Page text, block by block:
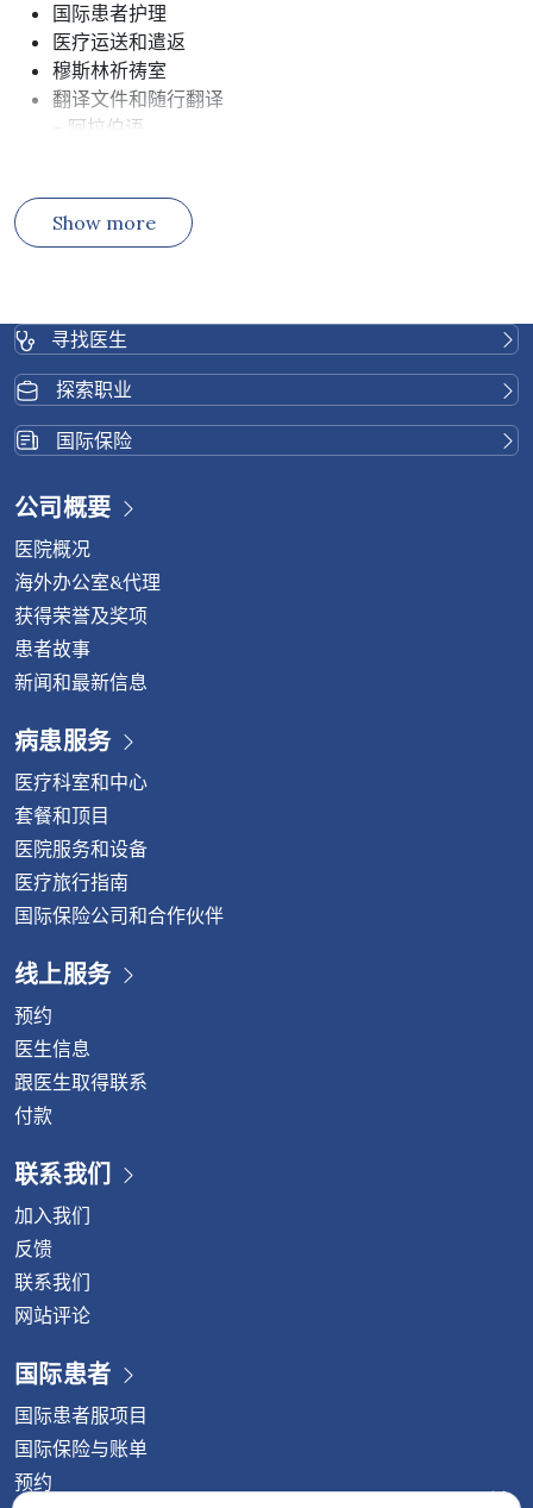
国际患者护理
医疗运送和遣返
穆斯林祈祷室
翻译文件和随行翻译
– 阿拉伯语
– 英语
– 法语
– 日语
– 缅甸语
– 韩语
– 老挝语
– 挪威语
– 西班牙语
– 他加禄语
– 泰米尔语
– 中文
– 乌尔都语
– 阿姆哈拉语
签证延期柜台
Show more
寻找医生
探索职业
国际保险
公司概要
医院概况
海外办公室&代理
获得荣誉及奖项
患者故事
新闻和最新信息
病患服务
医疗科室和中心
套餐和顶目
医院服务和设备
医疗旅行指南
国际保险公司和合作伙伴
线上服务
预约
医生信息
跟医生取得联系
付款
联系我们
加入我们
反馈
联系我们
网站评论
国际患者
国际患者服项目
国际保险与账单
预约